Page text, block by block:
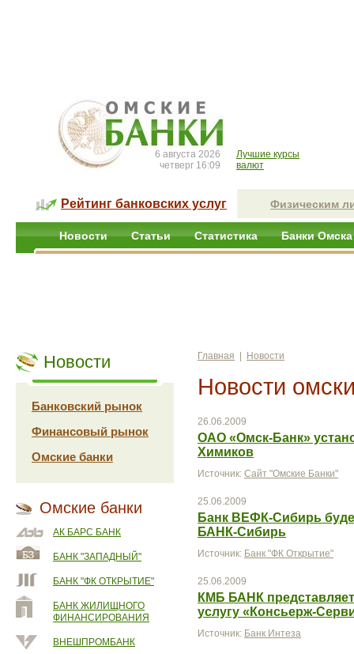
6 августа 2026
четверг 16:09
Лучшие курсы
валют
Рейтинг банковских услуг Физическим
Новости Статьи Статистика Банки Омска
Новости
Банковский рынок
Финансовый рынок
Омские банки
Омские банки
АК БАРС БАНК
БАНК "ЗАПАДНЫЙ"
БАНК "ФК ОТКРЫТИЕ"
БАНК ЖИЛИЩНОГО
ФИНАНСИРОВАНИЯ
ВНЕШПРОМБАНК
Главная Новости
Новости
26.06.2009
ОАО «Омск-Банк»
Химиков
Источник: Сайт "Омские Банки"
25.06.2009
Банк ВЕФК-Сибирь
БАНК-Сибирь
Источник: Банк "ФК Открытие"
25.06.2009
КМБ БАНК
услугу «Консьерж-
Источник: Банк Интеза